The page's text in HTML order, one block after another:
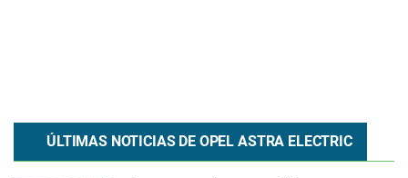
ÚLTIMAS NOTICIAS DE OPELASTRA ELECTRIC